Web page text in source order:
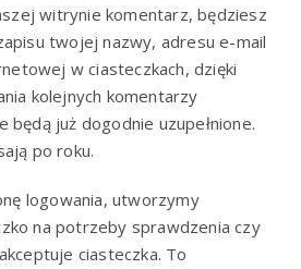
witrynie komentarz, będziesz
twojej nazwy, adresu e-mail
w ciasteczkach, dzięki
kolejnych komentarzy
będą już dogodnie uzupełnione.
po roku.
logowania, utworzymy
na potrzeby sprawdzenia czy
ciasteczka. To